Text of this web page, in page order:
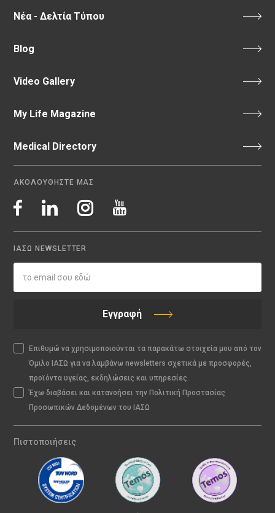
Νέα - Δελτία Τύπου
Blog
Video Gallery
My Life Magazine
Medical Directory
ΑΚΟΛΟΥΘΗΣΤΕ ΜΑΣ
ΙΑΣΩ NEWSLETTER
Εγγραφή
Επιθυμώ να χρησιμοποιούνται τα παρακάτω στοιχεία μου από τον
Όμιλο ΙΑΣΩ για να λαμβάνω newsletters σχετικά με προσφορές,
προϊόντα υγείας, εκδηλώσεις και υπηρεσίες.
Έχω διαβάσει και κατανοήσει την Πολιτική Προστασίας
Προσωπικών Δεδομένων του ΙΑΣΩ
Πιστοποιήσεις